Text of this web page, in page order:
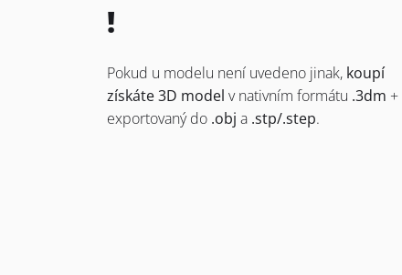
!
Pokud u modelu není uvedeno jinak, koupí
získáte 3D model v nativním formátu .3dm +
exportovaný do .obj a .stp/.step.